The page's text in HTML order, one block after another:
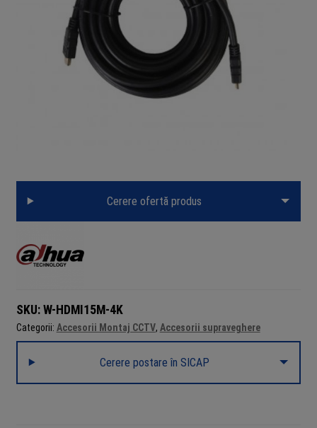
Cerere ofertă produs
SKU: W-HDMI15M-4K
Categorii: Accesorii Montaj CCTV, Accesorii supraveghere
Cerere postare în SICAP